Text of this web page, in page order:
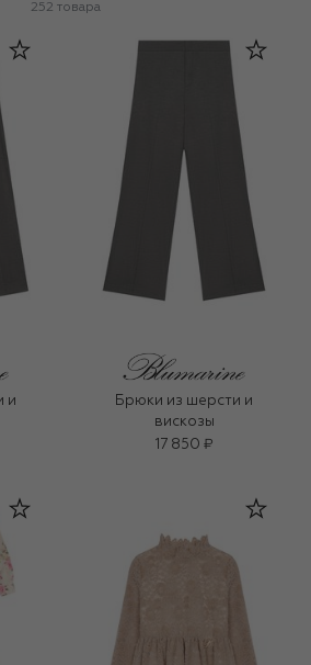
252 товара
и
Брюки из шерсти и
вискозы
17 850 ₽